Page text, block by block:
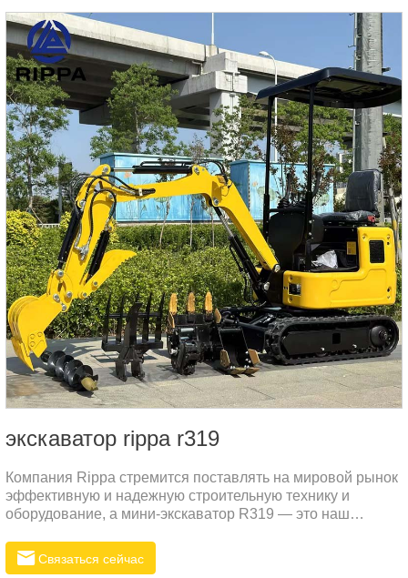
экскаватор rippa r319
Компания Rippa стремится поставлять на мировой рынок
эффективную и надежную строительную технику и
оборудование, а мини-экскаватор R319 — это наш
удовлетворения различных потребностей в сложных
эксплуатационных условиях, особенно для российского
Связаться сейчас